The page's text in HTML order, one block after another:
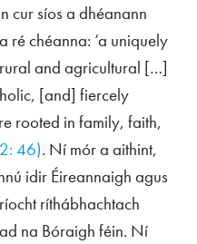
cur síos a dhéanann
ré chéanna: ‘a uniquely
and agricultural […]
[and] fiercely
rooted in family, faith,
46). Ní mór a aithint,
idir Éireannaigh agus
ríthábhachtach
na Bóraigh féin. Ní